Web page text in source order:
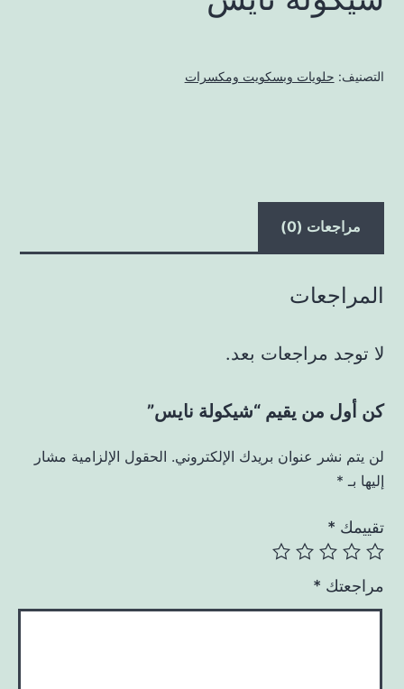
التصنيف: حلويات وبسكويت ومكسرات
مراجعات (0)
المراجعات
لا توجد مراجعات بعد.
كن أول من يقيم “شيكولة نايس”
لن يتم نشر عنوان بريدك الإلكتروني. الحقول الإلزامية مشار
إليها بـ *
تقييمك *
مراجعتك *